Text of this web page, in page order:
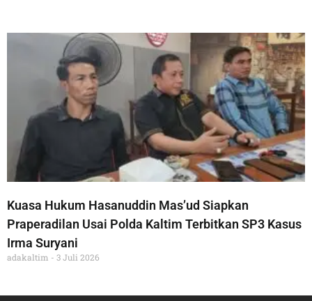
Kuasa Hukum Hasanuddin Mas’ud Siapkan
Praperadilan Usai Polda Kaltim Terbitkan SP3 Kasus
Irma Suryani
adakaltim 3 Juli 2026